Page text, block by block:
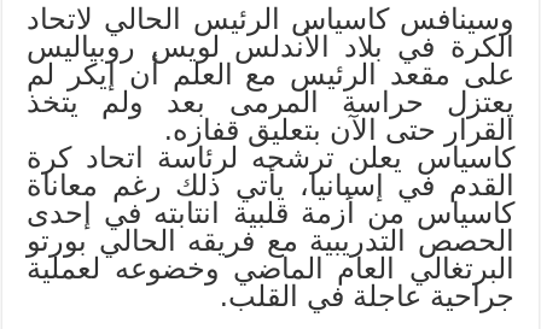
وسينافس كاسياس الرئيس الحالي لاتحاد
الكرة في بلاد الأندلس لويس روبياليس
على مقعد الرئيس مع العلم أن إيكر لم
يعتزل حراسة المرمى بعد ولم يتخذ
القرار حتى الآن بتعليق قفازه.
كاسياس يعلن ترشحه لرئاسة اتحاد كرة
القدم في إسبانيا، يأتي ذلك رغم معاناة
كاسياس من أزمة قلبية انتابته في إحدى
الحصص التدريبية مع فريقه الحالي بورتو
البرتغالي العام الماضي وخضوعه لعملية
جراحية عاجلة في القلب.